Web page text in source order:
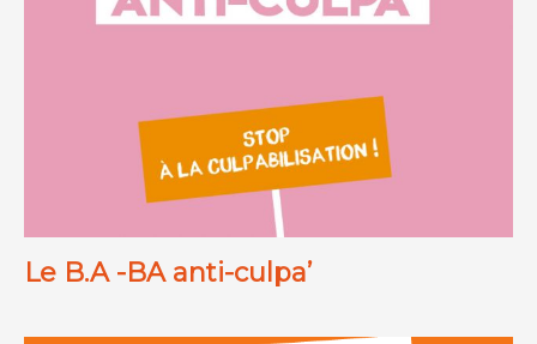
Le B.A -BA anti-culpa’